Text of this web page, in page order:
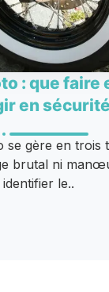
: que faire
en sécurité
se gère en trois
brutal ni
identifier le..